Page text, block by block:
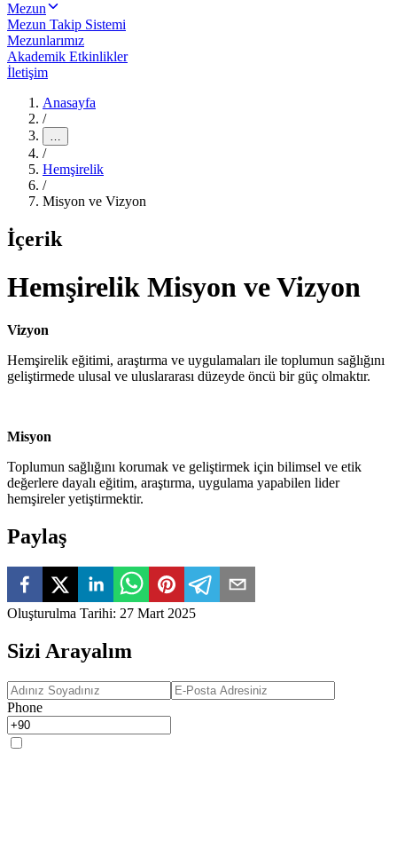
Mezun
Mezun Takip Sistemi
Mezunlarımız
Akademik Etkinlikler
İletişim
Anasayfa
/
…
/
Hemşirelik
/
Misyon ve Vizyon
İçerik
Hemşirelik Misyon ve Vizyon
Vizyon
Hemşirelik eğitimi, araştırma ve uygulamaları ile toplumun sağlığını
geliştirmede ulusal ve uluslararası düzeyde öncü bir güç olmaktır.
Misyon
Toplumun sağlığını korumak ve geliştirmek için bilimsel ve etik
değerlere dayalı eğitim, araştırma, uygulama yapabilen lider
hemşireler yetiştirmektir.
Paylaş
Oluşturulma Tarihi: 27 Mart 2025
Sizi Arayalım
Phone